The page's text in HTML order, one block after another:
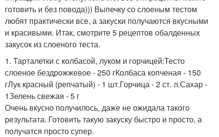
готовить и без повода))) Выпечку со слоеным тестом
любят практически все, а закуски получаются вкусными
и красивыми. Итак, смотрите 5 рецептов обалденных
закусок из слоеного теста.
1. Тарталетки с колбасой, луком и горчицей:Тесто
слоеное бездрожжевое - 250 гКолбаса копченая - 150
гЛук красный (репчатый) - 1 шт.Горчица - 2 ст. л.Сахар -
1Зелень свежая - 5 г
Очень вкусно получилось, даже не ожидала такого
результата. Готовить такую закуску быстро и просто, а
получатся просто супер.